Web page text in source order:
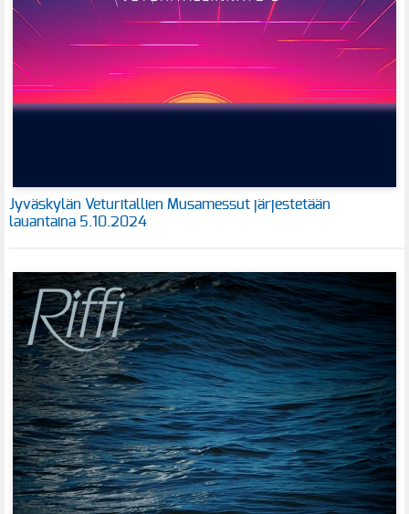
Jyväskylän Veturitallien Musamessut järjestetään
lauantaina 5.10.2024